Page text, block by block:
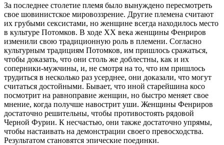
За последнее столетие племя было вынуждено пересмотреть
свое шовинистское мировоззрение. Другие племена считают
их грубыми сексистами, но женщине всегда находилось место
в культуре Потомков. В ходе XX века женщины Фенриров
изменили свою традиционную роль в племени. Согласно
культурным традициям Потомков, им пришлось сражаться,
чтобы доказать, что они столь же доблестны, как и их
соперники-мужчины, и, не смотря на то, что им пришлось
трудиться в несколько раз усерднее, они доказали, что могут
считаться достойными. Бывает, что иной старейшина косо
посмотрит на равноправие женщин, но быстро меняет свое
мнение, когда получше навострит уши. Женщины Фенриров
достаточно решительны, чтобы противостоять рядовой
Черной Фурии. К несчастью, они также достаточно упрямы,
чтобы настаивать на демонстрации своего превосходства.
Результатом становятся эпические поединки.